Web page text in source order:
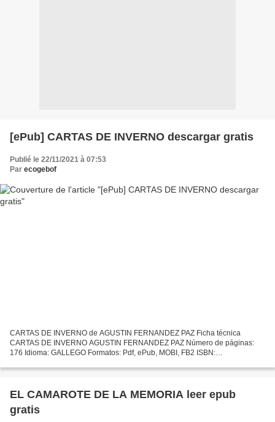
[ePub] CARTAS DE INVERNO descargar gratis
Publié le 22/11/2021 à 07:53
Par ecogebof
CARTAS DE INVERNO de AGUSTIN FERNANDEZ PAZ Ficha técnica
CARTAS DE INVERNO AGUSTIN FERNANDEZ PAZ Número de páginas:
176 Idioma: GALLEGO Formatos: Pdf, ePub, MOBI, FB2 ISBN:
gratis Audiolibros...
EL CAMAROTE DE LA MEMORIA leer epub
gratis